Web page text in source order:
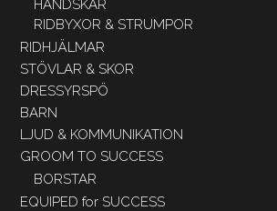
HANDSKAR
RIDBYXOR & STRUMPOR
RIDHJÄLMAR
STÖVLAR & SKOR
DRESSYRSPÖ
BARN
LJUD & KOMMUNIKATION
GROOM TO SUCCESS
BORSTAR
EQUIPED for SUCCESS